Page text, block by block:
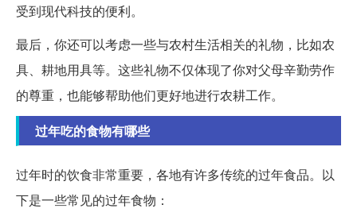
受到现代科技的便利。
最后，你还可以考虑一些与农村生活相关的礼物，比如农
具、耕地用具等。这些礼物不仅体现了你对父母辛勤劳作
的尊重，也能够帮助他们更好地进行农耕工作。
过年吃的食物有哪些
过年时的饮食非常重要，各地有许多传统的过年食品。以
下是一些常见的过年食物：